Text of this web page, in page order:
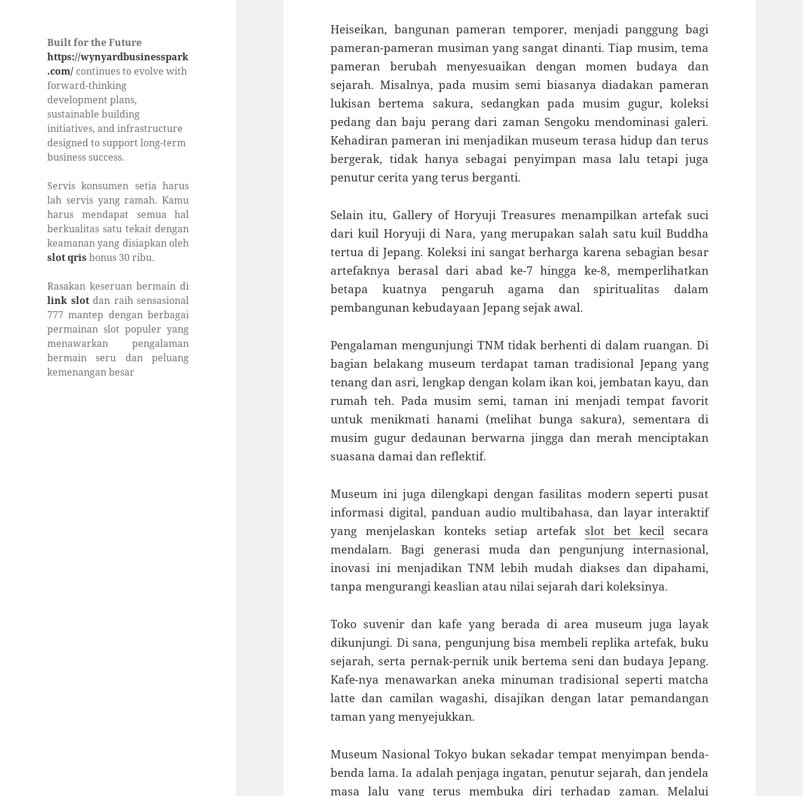
Built for the Future
https://wynyardbusinesspark
.com/ continues to evolve with
forward-thinking
development plans,
sustainable building
initiatives, and infrastructure
designed to support long-term
business success.
Servis konsumen setia harus
lah servis yang ramah. Kamu
harus mendapat semua hal
berkualitas satu tekait dengan
keamanan yang disiapkan oleh
slot qris bonus 30 ribu.
Rasakan keseruan bermain di
link slotdan raih sensasional
777 mantep dengan berbagai
permainan slot populer yang
menawarkan pengalaman
bermain seru dan peluang
kemenangan besar
Heiseikan, bangunan pameran temporer, menjadi panggung bagi
pameran-pameran musiman yang sangat dinanti. Tiap musim, tema
pameran berubah menyesuaikan dengan momen budaya dan
sejarah. Misalnya, pada musim semi biasanya diadakan pameran
lukisan bertema sakura, sedangkan pada musim gugur, koleksi
pedang dan baju perang dari zaman Sengoku mendominasi galeri.
Kehadiran pameran ini menjadikan museum terasa hidup dan terus
bergerak, tidak hanya sebagai penyimpan masa lalu tetapi juga
penutur cerita yang terus berganti.
Selain itu, Gallery of Horyuji Treasures menampilkan artefak suci
dari kuil Horyuji di Nara, yang merupakan salah satu kuil Buddha
tertua di Jepang. Koleksi ini sangat berharga karena sebagian besar
artefaknya berasal dari abad ke-7 hingga ke-8, memperlihatkan
betapa kuatnya pengaruh agama dan spiritualitas dalam
pembangunan kebudayaan Jepang sejak awal.
Pengalaman mengunjungi TNM tidak berhenti di dalam ruangan. Di
bagian belakang museum terdapat taman tradisional Jepang yang
tenang dan asri, lengkap dengan kolam ikan koi, jembatan kayu, dan
rumah teh. Pada musim semi, taman ini menjadi tempat favorit
untuk menikmati hanami (melihat bunga sakura), sementara di
musim gugur dedaunan berwarna jingga dan merah menciptakan
suasana damai dan reflektif.
Museum ini juga dilengkapi dengan fasilitas modern seperti pusat
informasi digital, panduan audio multibahasa, dan layar interaktif
yang menjelaskan konteks setiap artefak slot bet kecil secara
mendalam. Bagi generasi muda dan pengunjung internasional,
inovasi ini menjadikan TNM lebih mudah diakses dan dipahami,
tanpa mengurangi keaslian atau nilai sejarah dari koleksinya.
Toko suvenir dan kafe yang berada di area museum juga layak
dikunjungi. Di sana, pengunjung bisa membeli replika artefak, buku
sejarah, serta pernak-pernik unik bertema seni dan budaya Jepang.
Kafe-nya menawarkan aneka minuman tradisional seperti matcha
latte dan camilan wagashi, disajikan dengan latar pemandangan
taman yang menyejukkan.
Museum Nasional Tokyo bukan sekadar tempat menyimpan benda-
benda lama. Ia adalah penjaga ingatan, penutur sejarah, dan jendela
masa lalu yang terus membuka diri terhadap zaman. Melalui